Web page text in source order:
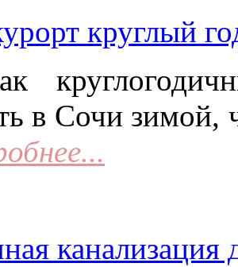
круглый
в Сочи зимой,
канализация